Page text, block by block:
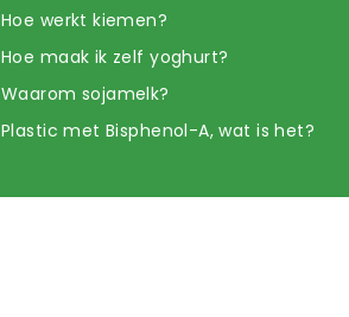
Hoe werkt kiemen?
Hoe maak ik zelf yoghurt?
Waarom sojamelk?
Plastic met Bisphenol-A, wat is het?